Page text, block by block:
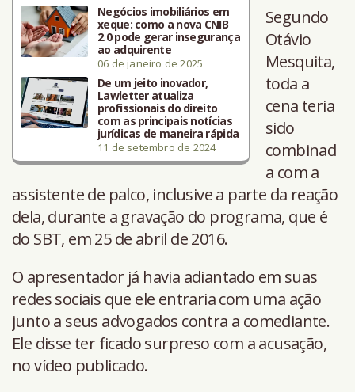
Negócios imobiliários em
xeque: como a nova CNIB
2.0 pode gerar insegurança
ao adquirente
06 de janeiro de 2025
De um jeito inovador,
Lawletter atualiza
profissionais do direito
com as principais notícias
jurídicas de maneira rápida
11 de setembro de 2024
Segundo
Otávio
Mesquita,
toda a
cena teria
sido
combinad
a com a
assistente de palco, inclusive a parte da reação
dela, durante a gravação do programa, que é
do SBT, em 25 de abril de 2016.
O apresentador já havia adiantado em suas
redes sociais que ele entraria com uma ação
junto a seus advogados contra a comediante.
Ele disse ter ficado surpreso com a acusação,
no vídeo publicado.